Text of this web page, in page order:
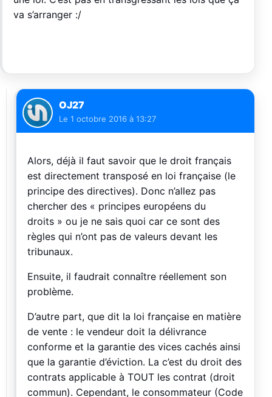
va s’arranger :/
OJ27
Le 1 octobre 2016 à 13:27
Alors, déjà il faut savoir que le droit français
est directement transposé en loi française (le
principe des directives). Donc n’allez pas
chercher des « principes européens du
droits » ou je ne sais quoi car ce sont des
règles qui n’ont pas de valeurs devant les
tribunaux.
Ensuite, il faudrait connaître réellement son
problème.
D’autre part, que dit la loi française en matière
de vente : le vendeur doit la délivrance
conforme et la garantie des vices cachés ainsi
que la garantie d’éviction. La c’est du droit des
contrats applicable à TOUT les contrat (droit
commun). Cependant, le consommateur (Code